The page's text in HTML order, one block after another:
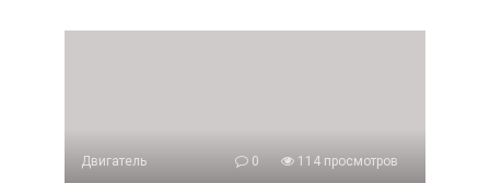
Двигатель 0 114 просмотров